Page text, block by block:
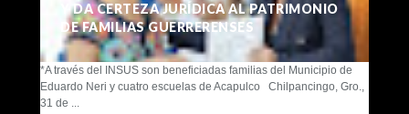
Y DA CERTEZA JURÍDICA AL PATRIMONIO
DE FAMILIAS GUERRERENSES
*A través del INSUS son beneficiadas familias del Municipio de
Eduardo Neri y cuatro escuelas de Acapulco Chilpancingo, Gro.,
31 de ...